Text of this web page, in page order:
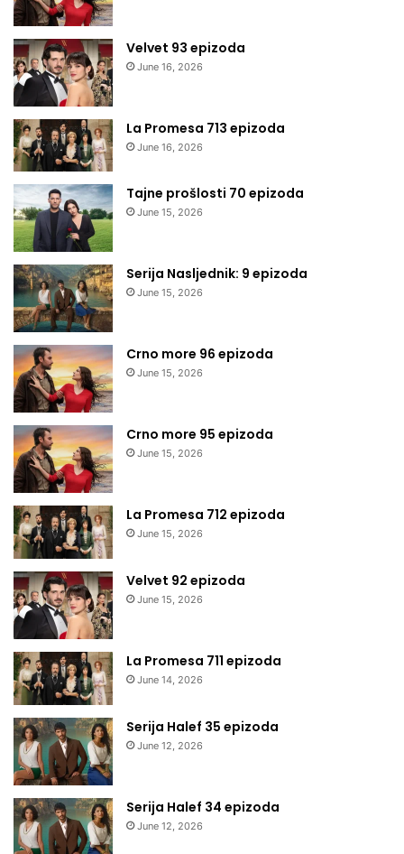
Velvet 93 epizoda
June 16, 2026
La Promesa 713 epizoda
June 16, 2026
Tajne prošlosti 70 epizoda
June 15, 2026
Serija Nasljednik: 9 epizoda
June 15, 2026
Crno more 96 epizoda
June 15, 2026
Crno more 95 epizoda
June 15, 2026
La Promesa 712 epizoda
June 15, 2026
Velvet 92 epizoda
June 15, 2026
La Promesa 711 epizoda
June 14, 2026
Serija Halef 35 epizoda
June 12, 2026
Serija Halef 34 epizoda
June 12, 2026